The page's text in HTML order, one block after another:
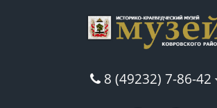
8 (49232) 7-86-42